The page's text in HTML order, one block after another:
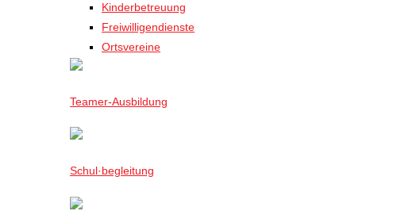
Kinderbetreuung
Freiwilligendienste
Ortsvereine
Teamer-Ausbildung
Schul·begleitung